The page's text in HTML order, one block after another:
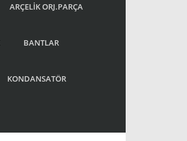
ARÇELİK ORJ.PARÇA
BANTLAR
KONDANSATÖR